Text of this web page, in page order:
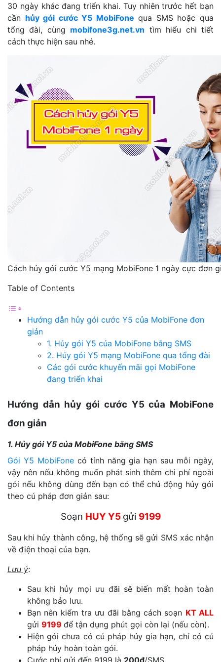
30 ngày khác đang triển khai. Tuy nhiên trước hết bạn
cần hủy gói cước Y5 MobiFone qua SMS hoặc qua
tổng đài, cùng mobifone3g.net.vn tìm hiểu chi tiết
cách thực hiện sau nhé.
Cách hủy gói cước Y5 mạng MobiFone 1 ngày cực đơn
Table of Contents
Hướng dẫn hủy gói cước Y5 của MobiFone đơn
giản
1. Hủy gói Y5 của MobiFone bằng SMS
2. Hủy gói Y5 mạng MobiFone qua tổng đài
Các gói cước khuyến mãi gọi MobiFone
đang triển khai
Hướng dẫn hủy gói cước Y5 của MobiFone
đơn giản
1. Hủy gói Y5 của MobiFone bằng SMS
Gói Y5 MobiFonecó tính năng gia hạn sau mỗi ngày,
vậy nên nếu không muốn phát sinh thêm chi phí ngoài
gói nếu không dùng đến bạn có thể chủ động hủy gói
theo cú pháp đơn giản sau:
Soạn HUY Y5 gửi 9199
Sau khi hủy thành công, hệ thống sẽ gửi SMS xác nhận
về điện thoại của bạn.
Lưu ý:
Sau khi hủy mọi ưu đãi sẽ biến mất hoàn toàn
không bảo lưu.
Bạn nên kiểm tra ưu đãi bằng cách soạn KT ALL
gửi 9199 để tận dụng phút gọi còn lại (nếu còn).
Hiện gói chưa có cú pháp hủy gia hạn, chỉ có cú
pháp hủy hoàn toàn gói.